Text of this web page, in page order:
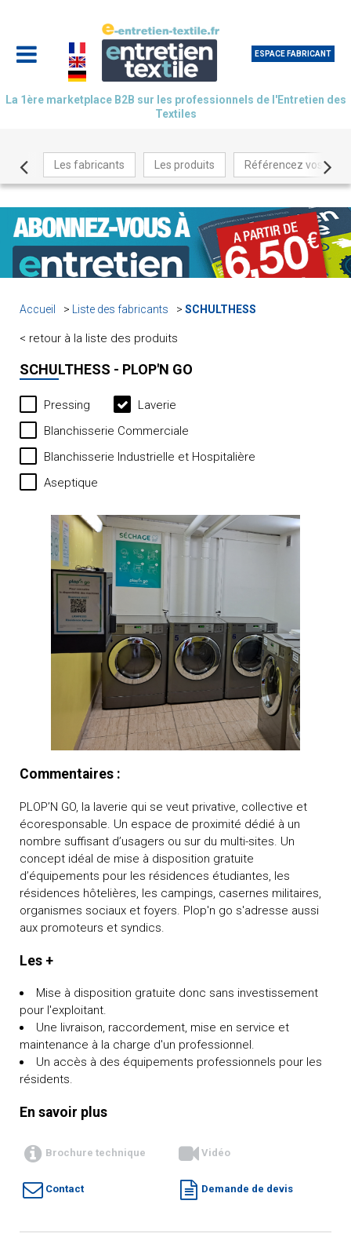
ESPACE FABRICANT
La 1ère marketplace B2B sur les professionnels de l'Entretien des
Textiles
Les fabricants Les produits Référencez vos
Accueil Liste des fabricants SCHULTHESS
< retour à la liste des produits
SCHULTHESS - PLOP'N GO
Pressing
Laverie
Blanchisserie Commerciale
Blanchisserie Industrielle et Hospitalière
Aseptique
Commentaires :
PLOP’N GO, la laverie qui se veut privative, collective et
écoresponsable. Un espace de proximité dédié à un
nombre suffisant d’usagers ou sur du multi-sites. Un
concept idéal de mise à disposition gratuite
d’équipements pour les résidences étudiantes, les
résidences hôtelières, les campings, casernes militaires,
organismes sociaux et foyers. Plop'n go s'adresse aussi
aux promoteurs et syndics.
Les +
Mise à disposition gratuite donc sans investissement
pour l'exploitant.
Une livraison, raccordement, mise en service et
maintenance à la charge d'un professionnel.
Un accès à des équipements professionnels pour les
résidents.
En savoir plus
Brochure technique Vidéo
Contact Demande de devis